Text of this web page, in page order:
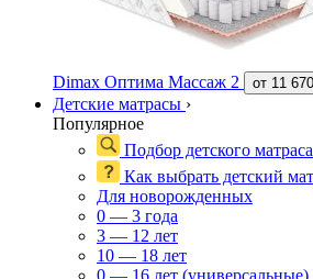
Dimax Оптима Массаж 2 от 11
Детские матрасы ›
Популярное
Подбор детского матраса
Как выбрать детский
Для новорожденных
0 — 3 года
3 — 12 лет
10 — 18 лет